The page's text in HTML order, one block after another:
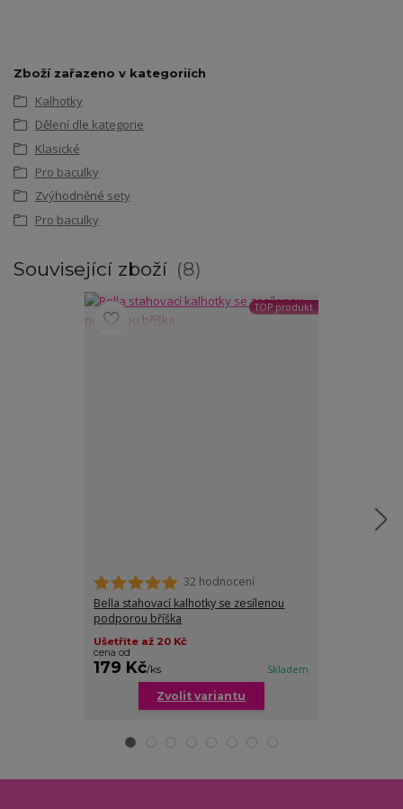
Zboží zařazeno v kategoriích
Kalhotky
Dělení dle kategorie
Klasické
Pro baculky
Zvýhodněné sety
Pro baculky
Související zboží 8
TOP produkt
32 hodnocení
Bella stahovací kalhotky se zesílenou
podporou bříška
Ušetříte až 20 Kč
cena od
179 Kč/ks Skladem
Zvolit variantu